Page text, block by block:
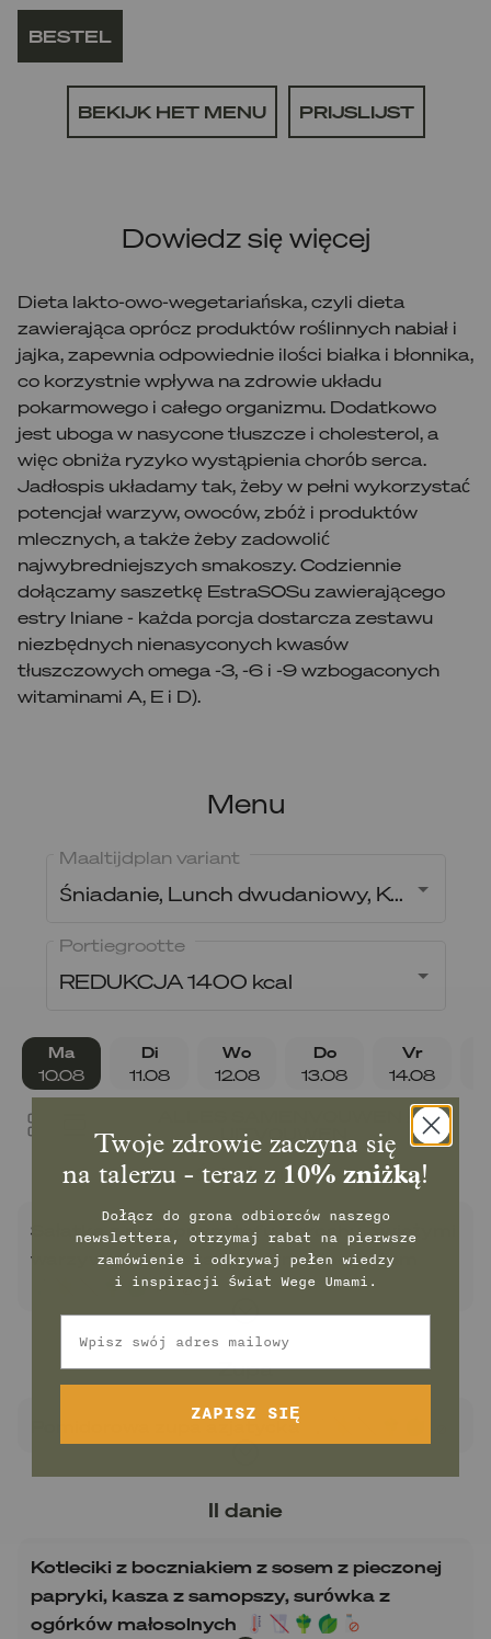
BESTEL
BEKIJK HET MENU PRIJSLIJST
Dowiedz się więcej
Dieta lakto-owo-wegetariańska, czyli dieta
zawierająca oprócz produktów roślinnych nabiał i
jajka, zapewnia odpowiednie ilości białka i błonnika,
co korzystnie wpływa na zdrowie układu
pokarmowego i całego organizmu. Dodatkowo
jest uboga w nasycone tłuszcze i cholesterol, a
więc obniża ryzyko wystąpienia chorób serca.
Jadłospis układamy tak, żeby w pełni wykorzystać
potencjał warzyw, owoców, zbóż i produktów
mlecznych, a także żeby zadowolić
najwybredniejszych smakoszy. Codziennie
dołączamy saszetkę EstraSOSu zawierającego
estry lniane - każda porcja dostarcza zestawu
niezbędnych nienasyconych kwasów
tłuszczowych omega -3, -6 i -9 wzbogaconych
witaminami A, E i D).
Menu
Śniadanie, Lunch dwudaniowy, Kolacja
Maaltijdplan variant
REDUKCJA 1400 kcal
Portiegrootte
Ma
10.08
Di
11.08
Wo
12.08
Do
13.08
Vr
14.08
ALLES SAMENVOUWEN /
UITVOUWEN
Śniadanie
Sałatka z pieczonym tofu z grochu, świeżymi
warzywami i truskawkowym winegretem
Zupa
Pomidorowa zupa azjatycka
II danie
Kotleciki z boczniakiem z sosem z pieczonej
papryki, kasza z samopszy, surówka z
ogórków małosolnych
Twoje zdrowie zaczyna się
na talerzu - teraz z 10% zniżką!
Dołącz do grona odbiorców naszego
newslettera, otrzymaj rabat na pierwsze
zamówienie i odkrywaj pełen wiedzy
i inspiracji świat Wege Umami.
ZAPISZ SIĘ